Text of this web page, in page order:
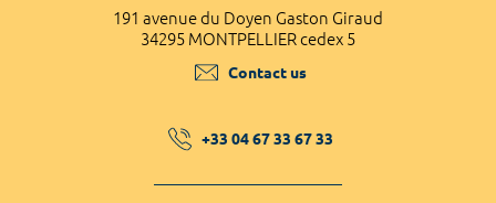
191 avenue du Doyen Gaston Giraud
34295 MONTPELLIER cedex 5
Contact us
+33 04 67 33 67 33